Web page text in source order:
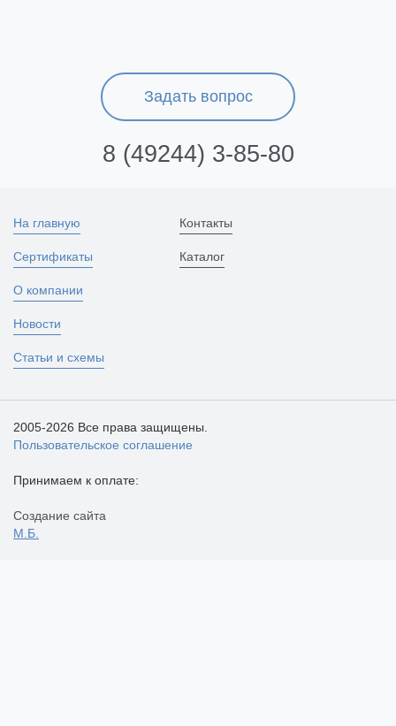
Задать вопрос
8 (49244) 3-85-80
На главную
Сертификаты
О компании
Новости
Статьи и схемы
Контакты
Каталог
2005-2026 Все права защищены.
Пользовательское соглашение
Принимаем к оплате:
Создание сайта
М.Б.